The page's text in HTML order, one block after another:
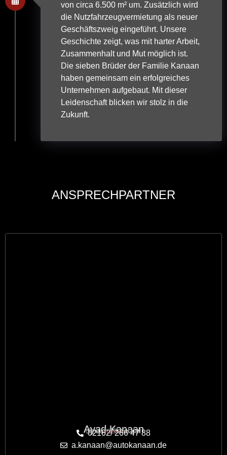
von circa 6.500 m² um. Zusätzlich wird
die Nutzfahrzeugvermietung als neuer
Geschäftszweig eingeführt. Unsere
Geschichte zeigt, was mit harter Arbeit,
Zusammenhalt und Mut möglich ist.
Die sieben Brüder der Familie Kanaan
haben gemeinsam ein erfolgreiches
Unternehmen aufgebaut. Mit dieser
Leidenschaft blicken wir stolz in die
Zukunft.
ANSPRECHPARTNER
Ayad Kanaan
Geschäftsführer
02162/ 266 47 88
a.kanaan@autokanaan.de